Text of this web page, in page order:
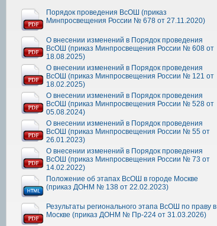
Порядок проведения ВсОШ (приказ
Минпросвещения России № 678 от 27.11.2020)
О внесении изменений в Порядок проведения
ВсОШ (приказ Минпросвещения России № 608 от
18.08.2025)
О внесении изменений в Порядок проведения
ВсОШ (приказ Минпросвещения России № 121 от
18.02.2025)
О внесении изменений в Порядок проведения
ВсОШ (приказ Минпросвещения России № 528 от
05.08.2024)
О внесении изменений в Порядок проведения
ВсОШ (приказ Минпросвещения России № 55 от
26.01.2023)
О внесении изменений в Порядок проведения
ВсОШ (приказ Минпросвещения России № 73 от
14.02.2022)
Положение об этапах ВсОШ в городе Москве
(приказ ДОНМ № 138 от 22.02.2023)
Результаты регионального этапа ВсОШ по праву в
Москве (приказ ДОНМ № Пр-224 от 31.03.2026)